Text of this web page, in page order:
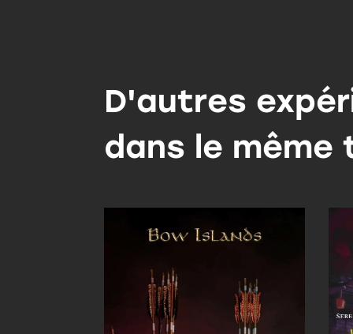
D'autres
dans le même